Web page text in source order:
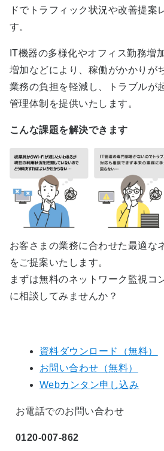
ドでトラフィック状況や改善提案
す。
IT機器の多様化やオフィス勤務増
増加などにより、稼働がかかりが
業務の負担を軽減し、トラブルが
管理体制を提供いたします。
こんな課題を解決できます
お客さまの業務に合わせた最適な
をご提案いたします。
まずは無料のネットワーク監視コ
に相談してみませんか？
資料ダウンロード（無料）
お問い合わせ（無料）
Webカンタン申し込み
お電話でのお問い合わせ
0120-007-862